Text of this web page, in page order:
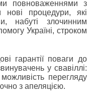
повноваженнями з
нові процедури, які
набуті злочинним
Україні, строком
гарантії поваги до
у свавіллі:
перегляду
з апеляцією.